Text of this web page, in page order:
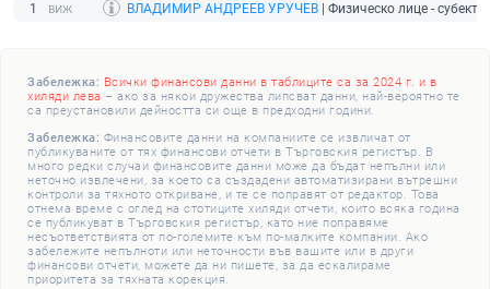
1
ВЛАДИМИР АНДРЕЕВ УРУЧЕВ | Физическо лице -
Забележка: Всички финансови данни в таблиците са за 2024 г. и в
хиляди лева – ако за някои дружества липсват данни, най-вероятно те
са преустановили дейността си още в предходни години.
Забележка: Финансовите данни на компаниите се извличат от
публикуваните от тях финансови отчети в Търговския регистър. В
много редки случаи финансовите данни може да бъдат непълни или
неточно извлечени, за което са създадени автоматизирани вътрешни
контроли за тяхното откриване, и те се поправят от редактор. Това
отнема време с оглед на стотиците хиляди отчети, които всяка година
се публикуват в Търговския регистър, като ние поправяме
несъответствията от по-големите към по-малките компании. Ако
забележите непълноти или неточности във вашите или в други
финансови отчети, можете да ни пишете, за да ескалираме
приоритета за тяхната корекция.